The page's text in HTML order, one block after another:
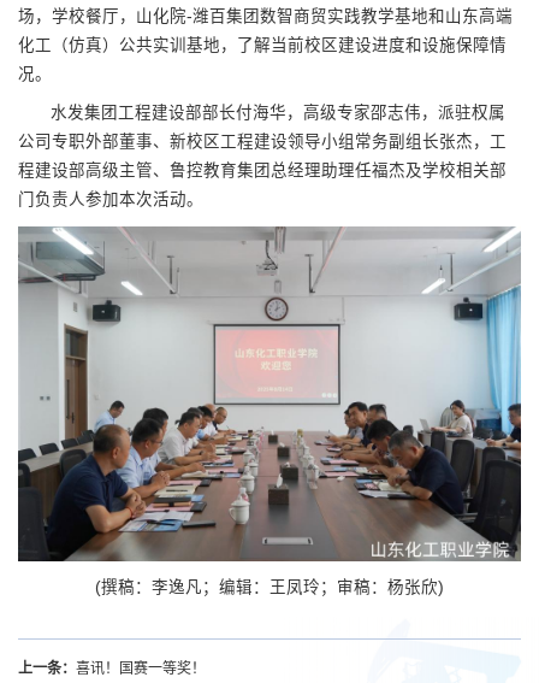
场，学校餐厅，山化院-潍百集团数智商贸实践教学基地和山东高端
化工（仿真）公共实训基地，了解当前校区建设进度和设施保障情
况。
水发集团工程建设部部长付海华，高级专家邵志伟，派驻权属
公司专职外部董事、新校区工程建设领导小组常务副组长张杰，工
程建设部高级主管、鲁控教育集团总经理助理任福杰及学校相关部
门负责人参加本次活动。
(撰稿：李逸凡；编辑：王凤玲；审稿：杨张欣)
上一条： 喜讯！国赛一等奖！